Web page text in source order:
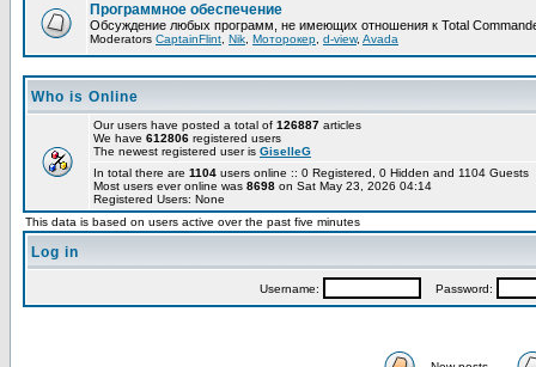
Программное обеспечение
Обсуждение любых программ, не имеющих отношения к Total
Moderators CaptainFlint Nik Моторокер d-view, Avada
Who is Online
Our users have posted a total of 126887 articles
We have 612806 registered users
The newest registered user is GiselleG
In total there are 1104 users online :: 0 Registered, 0 Hidden and 1104
Most users ever online was 8698 on Sat May 23, 2026 04:14
Registered Users: None
This data is based on users active over the past five minutes
Log in
Username: Password: